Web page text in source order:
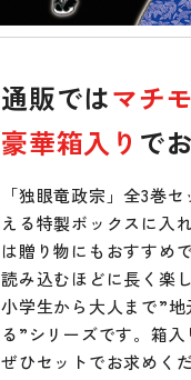
通販ではマチ
豪華箱入り で
「独眼竜政宗」全3巻
える特製ボックスに入
は贈り物にもおすすめで
読み込むほどに長く楽
小学生から大人まで”
る”シリーズです。箱
ぜひセットでお求めくだ